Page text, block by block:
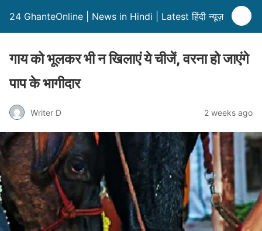
24 GhanteOnline | News in Hindi | Latest हिंदी न्यूज़
गाय को भूलकर भी न खिलाएं ये चीजें, वरना हो जाएंगे
पाप के भागीदार
Writer D 2 weeks ago